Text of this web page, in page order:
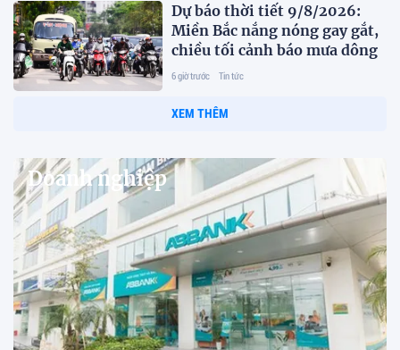
Dự báo thời tiết 9/8/2026:
Miền Bắc nắng nóng gay gắt,
chiều tối cảnh báo mưa dông
6 giờ trước Tin tức
XEM THÊM
Doanh nghiệp